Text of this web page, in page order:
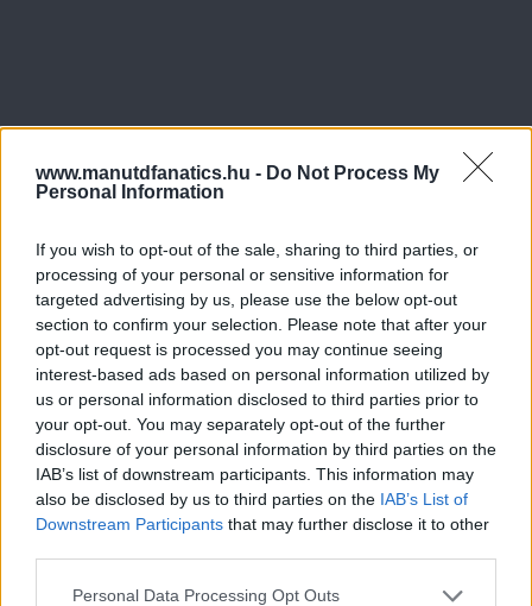
www.manutdfanatics.hu - Do Not Process My
Personal Information
If you wish to opt-out of the sale, sharing to third parties, or
processing of your personal or sensitive information for
targeted advertising by us, please use the below opt-out
section to confirm your selection. Please note that after your
opt-out request is processed you may continue seeing
interest-based ads based on personal information utilized by
us or personal information disclosed to third parties prior to
your opt-out. You may separately opt-out of the further
disclosure of your personal information by third parties on the
IAB’s list of downstream participants. This information may
also be disclosed by us to third parties on the IAB’s List of
Downstream Participants that may further disclose it to other
Please note that this website/app uses one or more Google
Personal Data Processing Opt Outs